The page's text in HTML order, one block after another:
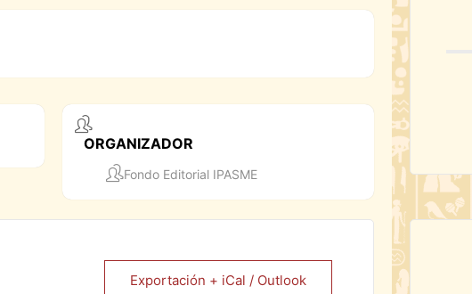
ORGANIZADOR
Fondo Editorial IPASME
Exportación + iCal / Outlook